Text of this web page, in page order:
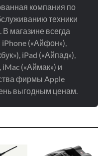
компания по
техники
магазине всегда
(«Айфон»),
iPad («Айпад»),
iMac («Аймак») и
фирмы Apple
выгодным ценам.